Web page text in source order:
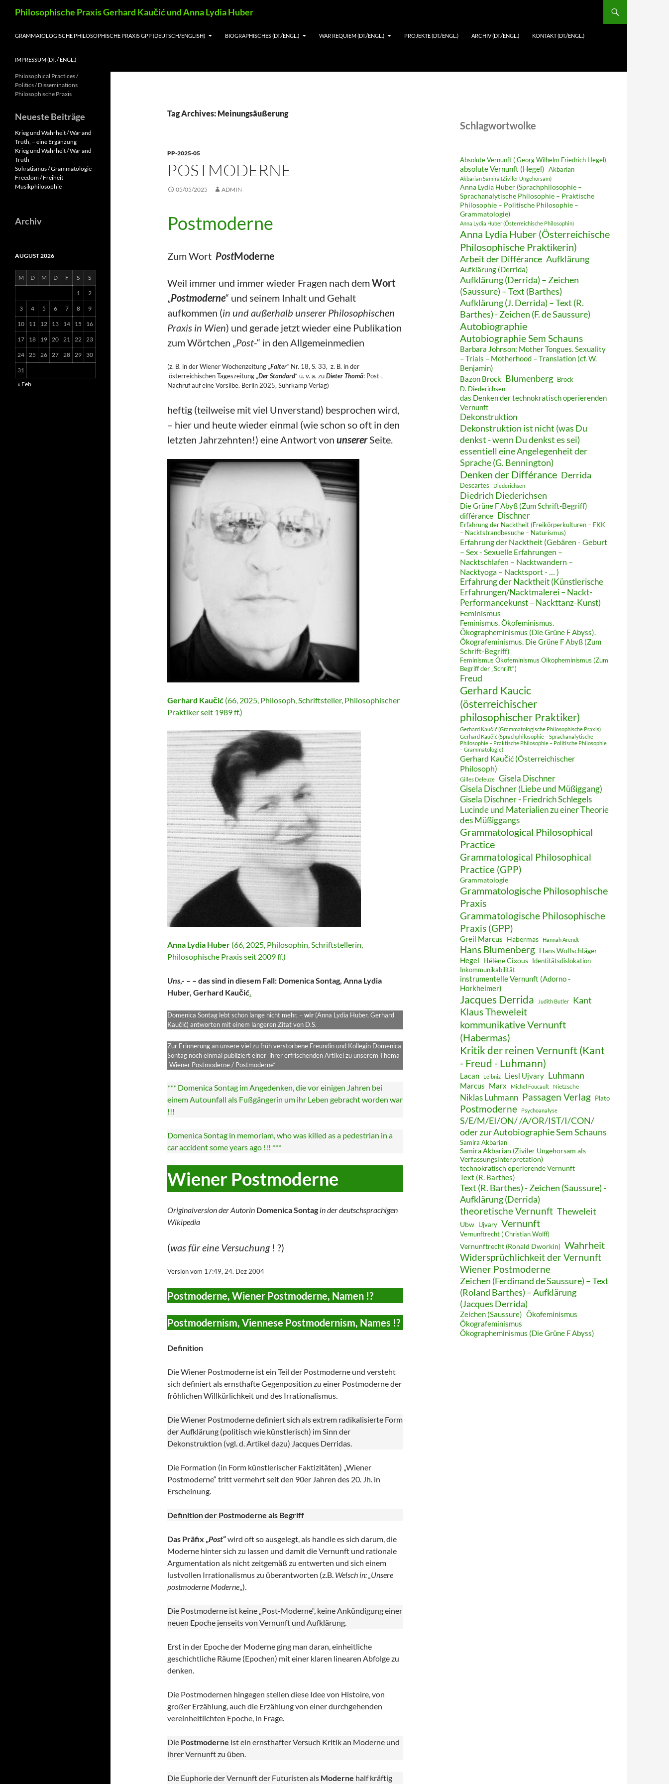
Philosophische Praxis Gerhard Kaučić und Anna Lydia Huber
GRAMMATOLOGISCHE PHILOSOPHISCHE PRAXIS GPP (DEUTSCH/ENGLISH) BIOGRAPHISCHES (DT./ENGL.) WAR REQUIEM (DT./ENGL.) PROJEKTE (DT./ENGL.) ARCHIV (DT./ENGL.) KONTAKT (DT./ENGL.)
IMPRESSUM (DT. / ENGL.)
Tag Archives: Meinungsäußerung
PP-2025-05
POSTMODERNE
05/05/2025 ADMIN
Postmoderne
Zum Wort PostModerne
Weil immer und immer wieder Fragen nach demWort
„Postmoderne“ und seinem Inhalt und Gehalt
aufkommen (in und außerhalb unserer Philosophischen
Praxis in Wien) und gerade jetzt wieder eine Publikation
zum Wörtchen „Post-“ in den Allgemeinmedien
(z. B. in der Wiener Wochenzeitung „Falter“ Nr. 18, S. 33, z. B. in der
österreichischen Tageszeitung „Der Standard“ u. v. a. zuDieter Thomä: Post-,
Nachruf auf eine Vorsilbe. Berlin 2025, Suhrkamp Verlag)
heftig (teilweise mit viel Unverstand) besprochen wird,
– hier und heute wieder einmal (wie schon so oft in den
letzten Jahrzehnten!) eine Antwort von unsererSeite.
Gerhard Kaučić (66, 2025, Philosoph, Schriftsteller, Philosophischer
Praktiker seit 1989 ff.)
Anna Lydia Huber (66, 2025, Philosophin, Schriftstellerin,
Philosophische Praxis seit 2009 ff.)
Uns,- – – das sind in diesem Fall: Domenica Sontag, Anna Lydia
Huber, Gerhard Kaučić.
Domenica Sontag lebt schon lange nicht mehr, –wir (Anna Lydia Huber, Gerhard
Kaučić) antworten mit einem längeren Zitat von D.S.
Zur Erinnerung an unsere viel zu früh verstorbene Freundin und Kollegin Domenica
Sontag noch einmal publiziert einer ihrer erfrischenden Artikel zu unserem Thema
„Wiener Postmoderne / Postmoderne“
*** Domenica Sontag im Angedenken, die vor einigen Jahren bei
einem Autounfall als Fußgängerin um ihr Leben gebracht worden war
!!!
Domenica Sontag in memoriam, who was killed as a pedestrian in a
car accident some years ago !!! ***
Wiener Postmoderne
Originalversion der Autorin Domenica Sontag in der deutschsprachigen
Wikipedia
(was für eine Versuchung! ?)
Version vom 17:49, 24. Dez 2004
Postmoderne, Wiener Postmoderne, Namen !?
Postmodernism, Viennese Postmodernism, Names !?
Definition
Die Wiener Postmoderne ist ein Teil der Postmoderne und versteht
sich definiert als ernsthafte Gegenposition zu einer Postmoderne der
fröhlichen Willkürlichkeit und des Irrationalismus.
Die Wiener Postmoderne definiert sich als extrem radikalisierte Form
der Aufklärung (politisch wie künstlerisch) im Sinn der
Dekonstruktion (vgl. d. Artikel dazu) Jacques Derridas.
Die Formation (in Form künstlerischer Faktizitäten) „Wiener
Postmoderne“ tritt vermehrt seit den 90er Jahren des 20. Jh. in
Erscheinung.
Definition der Postmoderne als Begriff
Das Präfix „Post“wird oft so ausgelegt, als handle es sich darum, die
Moderne hinter sich zu lassen und damit die Vernunft und rationale
Argumentation als nicht zeitgemäß zu entwerten und sich einem
lustvollen Irrationalismus zu überantworten (z.B. Welsch in: „Unsere
postmoderne Moderne„).
Die Postmoderne ist keine „Post-Moderne“, keine Ankündigung einer
neuen Epoche jenseits von Vernunft und Aufklärung.
Erst in der Epoche der Moderne ging man daran, einheitliche
geschichtliche Räume (Epochen) mit einer klaren linearen Abfolge zu
denken.
Die Postmodernen hingegen stellen diese Idee von Histoire, von
großer Erzählung, auch die Erzählung von einer durchgehenden
vereinheitlichten Epoche, in Frage.
Die Postmoderne ist ein ernsthafter Versuch Kritik an Moderne und
ihrer Vernunft zu üben.
Die Euphorie der Vernunft der Futuristen als Moderne half kräftig
Schlagwortwolke
Absolute Vernunft ( Georg Wilhelm Friedrich Hegel)
absolute Vernunft (Hegel) Akbarian
Akbarian Samira (Ziviler Ungehorsam)
Anna Lydia Huber (Sprachphilosophie –
Sprachanalytische Philosophie – Praktische
Philosophie – Politische Philosophie –
Grammatologie)
Anna Lydia Huber (Österreichische Philosophin)
Anna Lydia Huber (Österreichische
Philosophische Praktikerin)
Arbeit der Différance Aufklärung
Aufklärung (Derrida)
Aufklärung (Derrida) – Zeichen
(Saussure) – Text (Barthes)
Aufklärung (J. Derrida) – Text (R.
Barthes) - Zeichen (F. de Saussure)
Autobiographie
Autobiographie Sem Schauns
Barbara Johnson: Mother Tongues. Sexuality
– Trials – Motherhood – Translation (cf. W.
Benjamin)
Bazon Brock Blumenberg Brock
D. Diederichsen
das Denken der technokratisch operierenden
Vernunft
Dekonstruktion
Dekonstruktion ist nicht (was Du
denkst - wenn Du denkst es sei)
essentiell eine Angelegenheit der
Sprache (G. Bennington)
Denken der Différance Derrida
Descartes Diederichsen
Diedrich Diederichsen
Die Grüne F Abyß (Zum Schrift-Begriff)
différance
Dischner
Erfahrung der Nacktheit (Freikörperkulturen – FKK
– Nacktstrandbesuche – Naturismus)
Erfahrung der Nacktheit (Gebären - Geburt
– Sex - Sexuelle Erfahrungen –
Nacktschlafen – Nacktwandern –
Nacktyoga – Nacktsport - … )
Erfahrung der Nacktheit (Künstlerische
Erfahrungen/Nacktmalerei – Nackt-
Performancekunst – Nackttanz-Kunst)
Feminismus
Feminismus. Ökofeminismus.
Ökographeminismus (Die Grüne F Abyss).
Ökografeminismus. Die Grüne F Abyß (Zum
Schrift-Begriff)
Feminismus Ökofeminismus Oikopheminismus (Zum
Begriff der „Schrift“)
Freud
Gerhard Kaucic
(österreichischer
philosophischer Praktiker)
Gerhard Kaučić (Grammatologische Philosophische Praxis)
Gerhard Kaučić (Sprachphilosophie – Sprachanalytische
Philosophie – Praktische Philosophie – Politische Philosophie
– Grammatologie)
Gerhard Kaučić (Österreichischer
Philosoph)
Gilles Deleuze
Gisela Dischner
Gisela Dischner (Liebe und Müßiggang)
Gisela Dischner - Friedrich Schlegels
Lucinde und Materialien zu einer Theorie
des Müßiggangs
Grammatological Philosophical
Practice
Grammatological Philosophical
Practice (GPP)
Grammatologie
Grammatologische Philosophische
Praxis
Grammatologische Philosophische
Praxis (GPP)
Greil Marcus Habermas Hannah Arendt
Hans Blumenberg Hans Wollschläger
Hegel Hélène Cixous Identitätsdislokation
Inkommunikabilität
instrumentelle Vernunft (Adorno -
Horkheimer)
Jacques Derrida Judith Butler Kant
Klaus Theweleit
kommunikative Vernunft
(Habermas)
Kritik der reinen Vernunft (Kant
- Freud - Luhmann)
Lacan Leibniz Liesl Ujvary Luhmann
Marcus Marx Michel Foucault Nietzsche
Niklas Luhmann Passagen Verlag Plato
Postmoderne Psychoanalyse
S/E/M/EI/ON/ /A/OR/IST/I/CON/
oder zur Autobiographie Sem Schauns
Samira Akbarian
Samira Akbarian (Ziviler Ungehorsam als
Verfassungsinterpretation)
technokratisch operierende Vernunft
Text (R. Barthes)
Text (R. Barthes) - Zeichen (Saussure) -
Aufklärung (Derrida)
theoretische Vernunft Theweleit
Ubw Ujvary Vernunft
Vernunftrecht ( Christian Wolff)
Vernunftrecht (Ronald Dworkin) Wahrheit
Widersprüchlichkeit der Vernunft
Wiener Postmoderne
Zeichen (Ferdinand de Saussure) – Text
(Roland Barthes) – Aufklärung
(Jacques Derrida)
Zeichen (Saussure) Ökofeminismus
Ökografeminismus
Ökographeminismus (Die Grüne F Abyss)
Philosophical Practices /
Politics / Disseminations
Philosophische Praxis
Neueste Beiträge
Krieg und Wahrheit / War and
Truth, – eine Ergänzung
Krieg und Wahrheit / War and
Truth
Sokratismus / Grammatologie
Freedom / Freiheit
Musikphilosophie
Archiv
AUGUST 2026
M D M D F S S
1 2
3 4 5 6 7 8 9
10 11 12 13 14 15 16
17 18 19 20 21 22 23
24 25 26 27 28 29 30
31
« Feb